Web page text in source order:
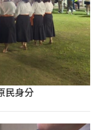
民身分